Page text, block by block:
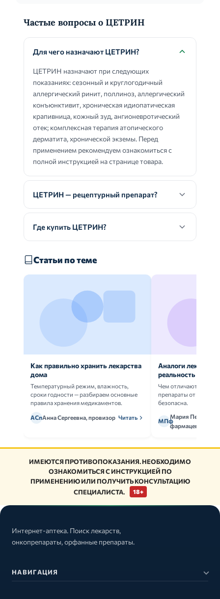
Частые вопросы о ЦЕТРИН
Для чего назначают ЦЕТРИН?
ЦЕТРИН назначают при следующих
показаниях: сезонный и круглогодичный
аллергический ринит, поллиноз, аллергический
конъюнктивит, хроническая идиопатическая
крапивница, кожный зуд, ангионевротический
отек; комплексная терапия атопического
дерматита, хронической экземы. Перед
применением рекомендуем ознакомиться с
полной инструкцией на странице товара.
ЦЕТРИН — рецептурный препарат?
Где купить ЦЕТРИН?
Статьи по теме
Как правильно хранить лекарства
дома
Температурный режим, влажность,
сроки годности — разбираем основные
правила хранения медикаментов.
АСпАнна Сергеевна, провизор Читать
Аналоги
реальность
Чем отличаются
препараты от
безопасна.
МПф
Мария Петрова,
фармацевт
ИМЕЮТСЯ ПРОТИВОПОКАЗАНИЯ. НЕОБХОДИМО
ОЗНАКОМИТЬСЯ С ИНСТРУКЦИЕЙ ПО
ПРИМЕНЕНИЮ ИЛИ ПОЛУЧИТЬ КОНСУЛЬТАЦИЮ
СПЕЦИАЛИСТА.
18+
Интернет-аптека. Поиск лекарств,
онкопрепараты, орфанные препараты.
НАВИГАЦИЯ